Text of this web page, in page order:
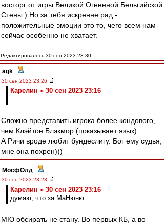
восторг от игры Великой Огненной Бельгийской
Стены ) Но за тебя искренне рад -
положительные эмоции это то, чего всем нам
сейчас особенно не хватает.
Редактировалось 30 сен 2023 23:30
agk -
30 сен 2023 23:26
Карелин » 30 сен 2023 23:16
Сложно представить игрока более кондового,
чем Клэйтон Блэкмор (показывает язык).
А Ричи вроде любит бундеслигу. Бог ему судья,
мне она похрен)))
МосфОлд -
30 сен 2023 23:23
Карелин » 30 сен 2023 23:16
думаю, что за МаНюню.
МЮ обсирать не стану. Во первых КБ, а во